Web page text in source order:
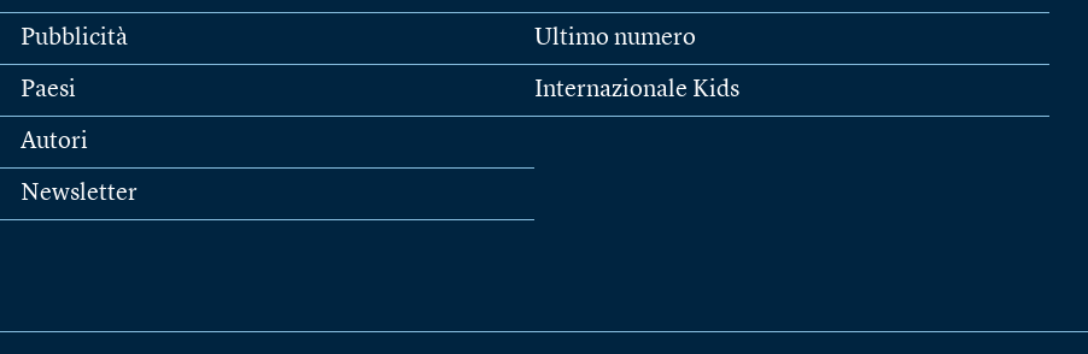
Pubblicità
Paesi
Autori
Newsletter
Ultimo numero
Internazionale Kids